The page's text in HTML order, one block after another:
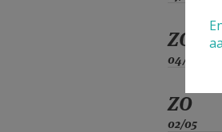
ZO
04/04
ZO
02/05